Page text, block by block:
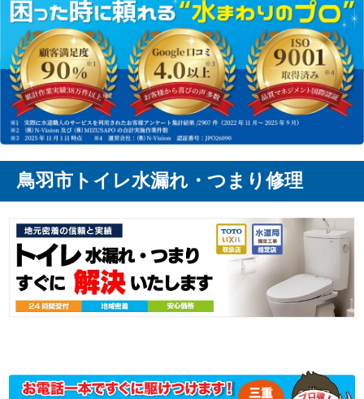
鳥羽市トイレ水漏れ・つまり修理